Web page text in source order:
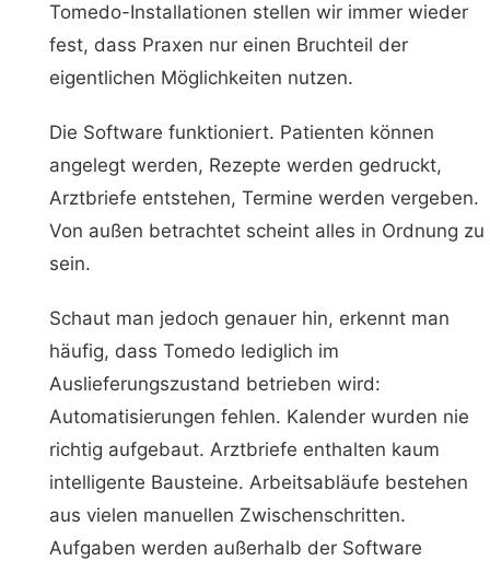
Tomedo-Installationen stellen wir immer wieder
fest, dass Praxen nur einen Bruchteil der
eigentlichen Möglichkeiten nutzen.
Die Software funktioniert. Patienten können
angelegt werden, Rezepte werden gedruckt,
Arztbriefe entstehen, Termine werden vergeben.
Von außen betrachtet scheint alles in Ordnung zu
sein.
Schaut man jedoch genauer hin, erkennt man
häufig, dass Tomedo lediglich im
Auslieferungszustand betrieben wird:
Automatisierungen fehlen. Kalender wurden nie
richtig aufgebaut. Arztbriefe enthalten kaum
intelligente Bausteine. Arbeitsabläufe bestehen
aus vielen manuellen Zwischenschritten.
Aufgaben werden außerhalb der Software